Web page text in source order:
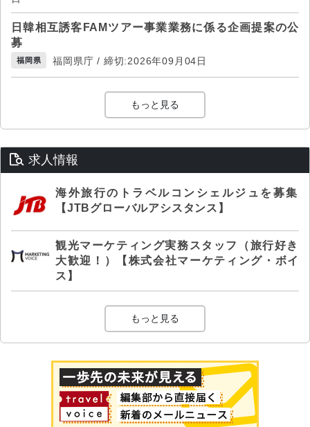
日韓相互誘客FAMツアー事業業務に係る企画提案の公
募
福岡県 福岡県庁 / 締切:2026年09月04日
もっと見る
求人情報
海外旅行のトラベルコンシェルジュを募集
【JTBグローバルアシスタンス】
観光マーケティング実務スタッフ（旅行好き
大歓迎！）【株式会社マーケティング・ボイ
ス】
もっと見る